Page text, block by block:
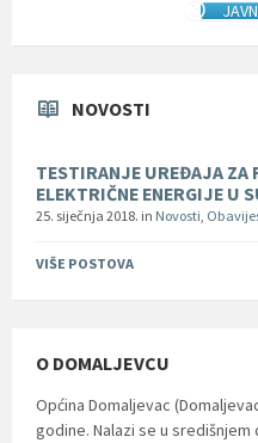
NOVOSTI
TESTIRANJE UREĐAJA ZA
ELEKTRIČNE ENERGIJE U
25. siječnja 2018. in Novosti,
VIŠE POSTOVA
O DOMALJEVCU
Općina Domaljevac
godine. Nalazi se u